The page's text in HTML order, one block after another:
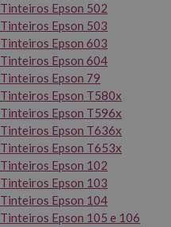
Tinteiros Epson 502
Tinteiros Epson 503
Tinteiros Epson 603
Tinteiros Epson 604
Tinteiros Epson 79
Tinteiros Epson T580x
Tinteiros Epson T596x
Tinteiros Epson T636x
Tinteiros Epson T653x
Tinteiros Epson 102
Tinteiros Epson 103
Tinteiros Epson 104
Tinteiros Epson 105 e 106